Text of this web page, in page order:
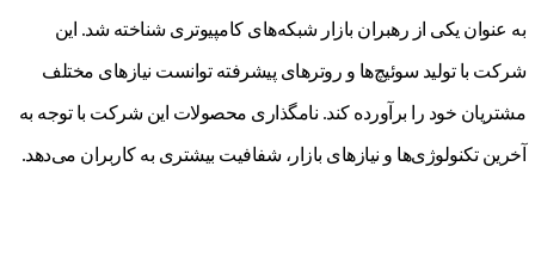
به عنوان یکی از رهبران بازار شبکه‌های کامپیوتری شناخته شد. این
شرکت با تولید سوئیچ‌ها و روترهای پیشرفته توانست نیازهای مختلف
مشتریان خود را برآورده کند. نامگذاری محصولات این شرکت با توجه به
آخرین تکنولوژی‌ها و نیازهای بازار، شفافیت بیشتری به کاربران می‌دهد.